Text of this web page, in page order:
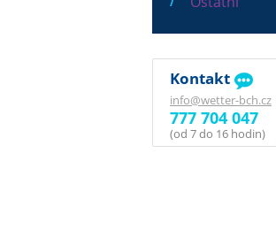
Kontakt
info@wetter-bch.cz
777 704 047
(od 7 do 16 hodin)